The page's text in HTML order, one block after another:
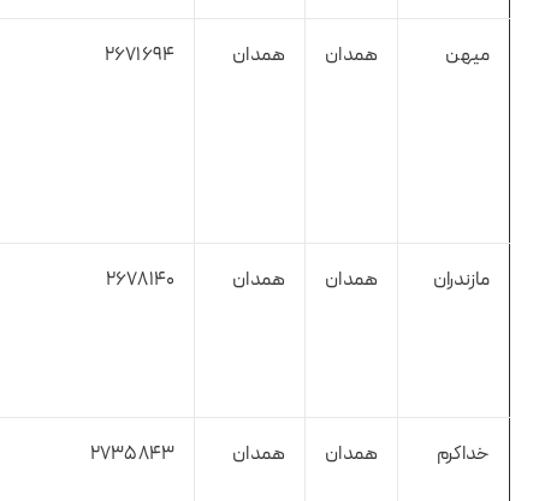
میهن همدان همدان 2671694
مازندران همدان همدان 2678140
خداکرم همدان همدان 2735843